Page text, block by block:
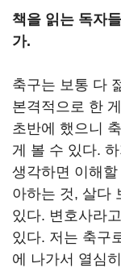
책을 읽는 독자
가.
축구는 보통 다
본격적으로 한
초반에 했으니
게 볼 수 있다.
생각하면 이해
아하는 것, 살다
있다. 변호사라
있다. 저는 축구
에 나가서 열심